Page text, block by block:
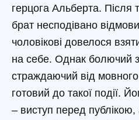
герцога Альберта. Після
брат несподівано
чоловікові довелося
на себе. Однак болючий з
страждаючий від
готовий до такої події.
– виступ перед